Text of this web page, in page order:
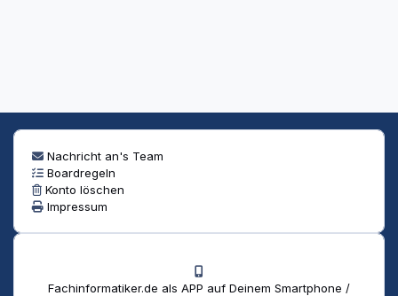
Nachricht an's Team
Boardregeln
Konto löschen
Impressum
Fachinformatiker.de als APP auf Deinem Smartphone /